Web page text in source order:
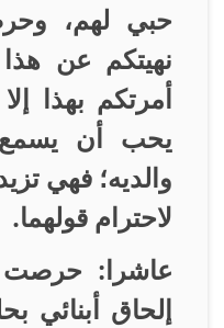
حبي لهم،
نهيتكم عن
أمرتكم بهذا
يحب أن
والديه؛ فهي
لاحترام قولهما.
عاشرا:
إلحاق أبنائي